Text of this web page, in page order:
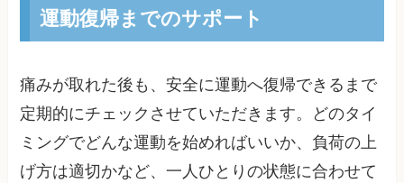
運動復帰までのサポート
痛みが取れた後も、安全に運動へ復帰できるまで
定期的にチェックさせていただきます。どのタイ
ミングでどんな運動を始めればいいか、負荷の上
げ方は適切かなど、一人ひとりの状態に合わせて